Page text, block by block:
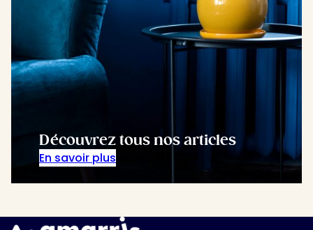
Découvrez tous nos articles
En savoir plus